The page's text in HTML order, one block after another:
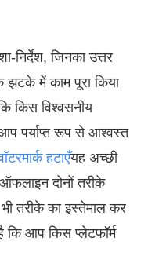
निर्देश, जिनका उत्तर
में काम पूरा किया
किस विश्वसनीय
पर्याप्त रूप से आश्वस्त
हटाएँयह अच्छी
दोनों तरीके
तरीके का इस्तेमाल कर
कि आप किस प्लेटफॉर्म